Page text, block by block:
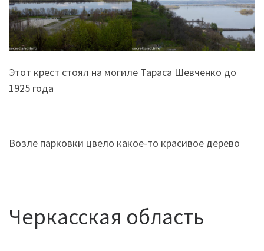
Этот крест стоял на могиле Тараса Шевченко до
1925 года
Возле парковки цвело какое-то красивое дерево
Черкасская область